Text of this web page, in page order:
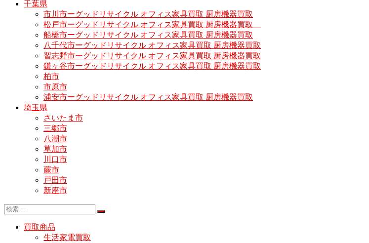
千葉県
市川市ーグッドリサイクル オフィス家具買取 厨房機器買取
松戸市ーグッドリサイクル オフィス家具買取 厨房機器買取
船橋市ーグッドリサイクル オフィス家具買取 厨房機器買取
八千代市ーグッドリサイクル オフィス家具買取 厨房機器買取
習志野市ーグッドリサイクル オフィス家具買取 厨房機器買取
鎌ヶ谷市ーグッドリサイクル オフィス家具買取 厨房機器買取
柏市
市原市
浦安市ーグッドリサイクル オフィス家具買取 厨房機器買取
埼玉県
さいたま市
三郷市
八潮市
草加市
川口市
蕨市
戸田市
新座市
買取商品
生活家電買取